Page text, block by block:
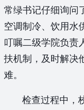
常绿书记仔细询问
空调制冷、饮用水
叮嘱二级学院负责
扶机制，及时解决
难。
检查过程中，